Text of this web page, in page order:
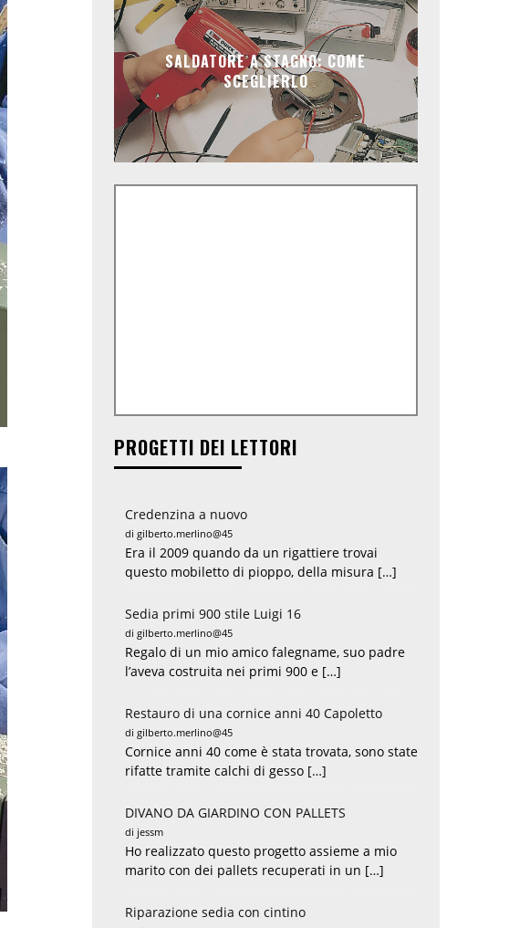
SALDATORE A STAGNO: COME
SCEGLIERLO
PROGETTI DEI LETTORI
Credenzina a nuovo
di gilberto.merlino@45
Era il 2009 quando da un rigattiere trovai
questo mobiletto di pioppo, della misura […]
Sedia primi 900 stile Luigi 16
di gilberto.merlino@45
Regalo di un mio amico falegname, suo padre
l’aveva costruita nei primi 900 e […]
Restauro di una cornice anni 40 Capoletto
di gilberto.merlino@45
Cornice anni 40 come è stata trovata, sono state
rifatte tramite calchi di gesso […]
DIVANO DA GIARDINO CON PALLETS
di jessm
Ho realizzato questo progetto assieme a mio
marito con dei pallets recuperati in un […]
Riparazione sedia con cintino